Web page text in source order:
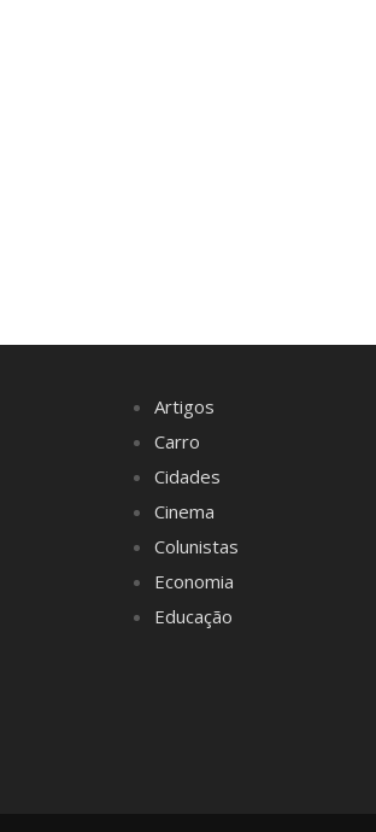
Artigos
Carro
Cidades
Cinema
Colunistas
Economia
Educação